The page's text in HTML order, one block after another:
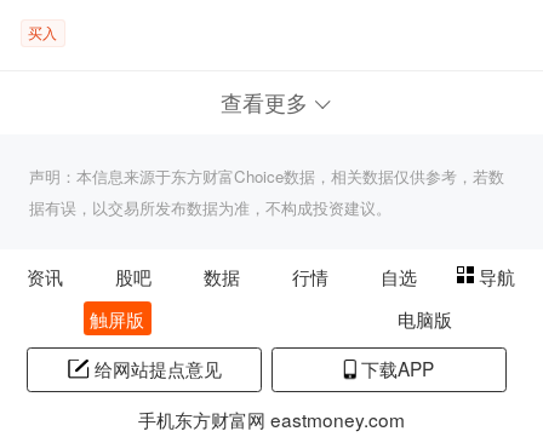
买入
查看更多
声明：本信息来源于东方财富Choice数据，相关数据仅供参考，若数
据有误，以交易所发布数据为准，不构成投资建议。
资讯 股吧 数据 行情 自选
导航
触屏版
电脑版
给网站提点意见
下载APP
手机东方财富网 eastmoney.com